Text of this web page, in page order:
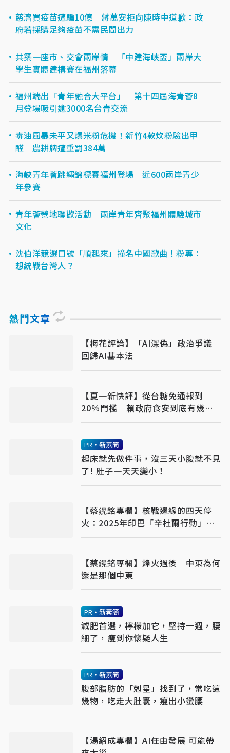
慈濟買疫苗遭騙10億 蔣萬安拒向陳時中道歉：政
府若採購足夠疫苗不需民間出力
共築一座市、交會兩岸情 「中建海峽盃」兩岸大
學生實體建構賽在福州落幕
福州端出「青年融合大平台」 第十四屆海青薈8
月登場吸引逾3000名台青交流
毒油風暴未平又爆米粉危機！新竹4款炊粉驗出甲
醛 農耕牌遭重罰384萬
海峽青年薈跳繩錦標賽福州登場 近600兩岸青少
年參賽
青年薈營地聯歡活動 兩岸青年齊聚福州體驗城市
文化
沈伯洋競選口號「順起來」撞名中國歌曲！粉專：
想統戰台灣人？
熱門文章
【梅花評論】「AI深偽」政治爭議
回歸AI基本法
【夏一新快評】從台糖免通報到
20％門檻 賴政府食安到底有幾套
標準？
PR・新素簡
起床就先做件事，沒三天小腹就不見
了! 肚子一天天變小！
【蔡鎤銘專欄】核戰邊緣的四天停
火：2025年印巴「辛杜爾行動」的
啟示
【蔡鎤銘專欄】烽火過後 中東為何
還是那個中東
PR・新素簡
減肥首選，檸檬加它，堅持一週，腰
細了，瘦到你懷疑人生
PR・新素簡
腹部脂肪的「剋星」找到了，常吃這
幾物，吃走大肚囊，瘦出小蠻腰
【湯紹成專欄】AI任由發展 可能帶